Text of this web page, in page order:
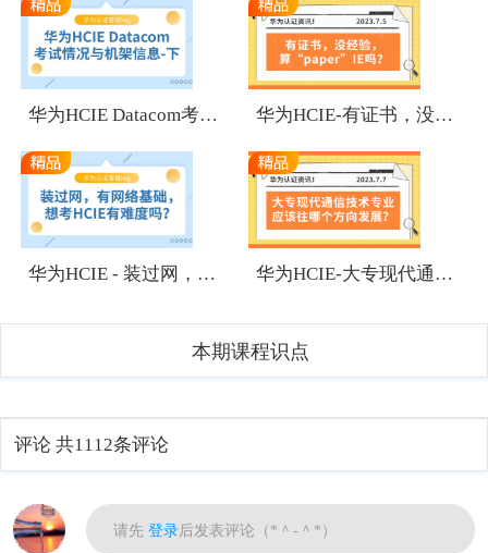
华为HCIE Datacom考试情况与机架信息-下 华为HCIE-有证书，没经验，算“paper”IE吗？
华为HCIE - 装过网，有网络基础，想考HCIE有难度吗？ 华为HCIE-大专现代通信技术专业应该往哪个方向发展？
本期课程识点
评论 共1112条评论
请先登录后发表评论（*＾-＾*）